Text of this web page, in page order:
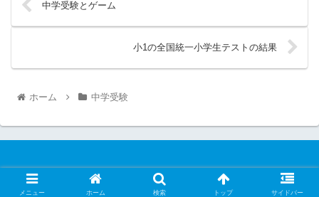
中学受験とゲーム
小1の全国統一小学生テストの結果
ホーム 中学受験
© 2022 普通の子がこつこつ頑張る中学受験.
メニュー ホーム 検索 トップ サイドバー